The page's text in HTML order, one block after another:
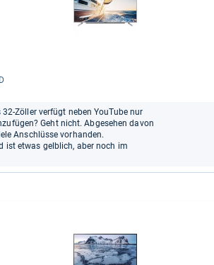
Zöller verfügt neben YouTube nur
Geht nicht. Abgesehen davon
Anschlüsse vorhanden.
ist etwas gelblich, aber noch im